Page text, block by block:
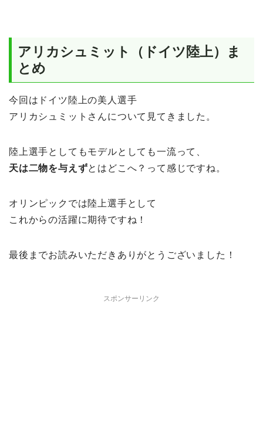
アリカシュミット（ドイツ陸上）ま
とめ
今回はドイツ陸上の美人選手
アリカシュミットさんについて見てきました。
陸上選手としてもモデルとしても一流って、
天は二物を与えずとはどこへ？って感じですね。
オリンピックでは陸上選手として
これからの活躍に期待ですね！
最後までお読みいただきありがとうございました！
スポンサーリンク